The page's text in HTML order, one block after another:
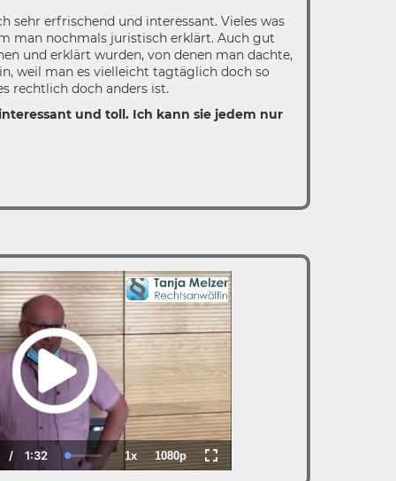
sehr erfrischend und interessant. Vieles was
man nochmals juristisch erklärt. Auch gut
und erklärt wurden, von denen man dachte,
weil man es vielleicht tagtäglich doch so
rechtlich doch anders ist.
und toll. Ich kann sie jedem nur
/ Duration
1:32 Loaded:
0.00%
1xPlayback
Rate
Quality
1080p Fullscreen